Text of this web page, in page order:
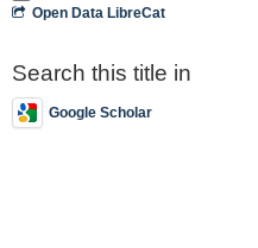
Open Data LibreCat
Search this title in
Google Scholar